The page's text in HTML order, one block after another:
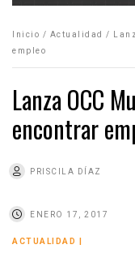
Inicio / Actualidad /
empleo
Lanza OCC
encontrar
PRISCILA DÍAZ
ENERO 17, 2017
ACTUALIDAD